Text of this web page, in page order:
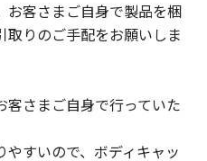
お客さまご自身で製品を梱
りのご手配をお願いしま
客さまご自身で行っていた
すいので、ボディキャッ